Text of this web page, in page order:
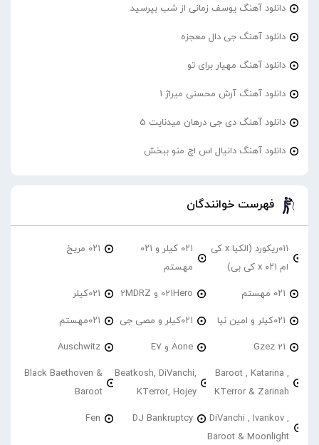
دانلود آهنگ یوسف زمانی از شب بپرسید
دانلود آهنگ جی دال معجزه
دانلود آهنگ مهیار برای تو
دانلود آهنگ آرش محسنی میراژ 1
دانلود آهنگ دی جی درهان میدنایت 5
دانلود آهنگ دانیال اس اچ منو ببخش
فهرست خوانندگان
۰۱۱ریکورد (الکیا x کی
ام ۰۲۱ x کی بی)
۰۲۱ کیلر و ۰۲۱
مهستم
۰۲۱ مریخ
۰۲۱ مهستم 021Hero و 2MDRZ 021کیلر
۰۲۱کیلر و امین نیا ۰۲۱کیلر و مصی جی ۰۲۱مهستم
21 Gzez Aone و E7 Auschwitz
Baroot , Katarina ,
KTerror & Zarinah
Beatkosh, DiVanchi,
KTerror, Hojey
Black Baethoven &
Baroot
DiVanchi , Ivankov ,
Baroot & Moonlight
DJ Bankruptcy
Fen